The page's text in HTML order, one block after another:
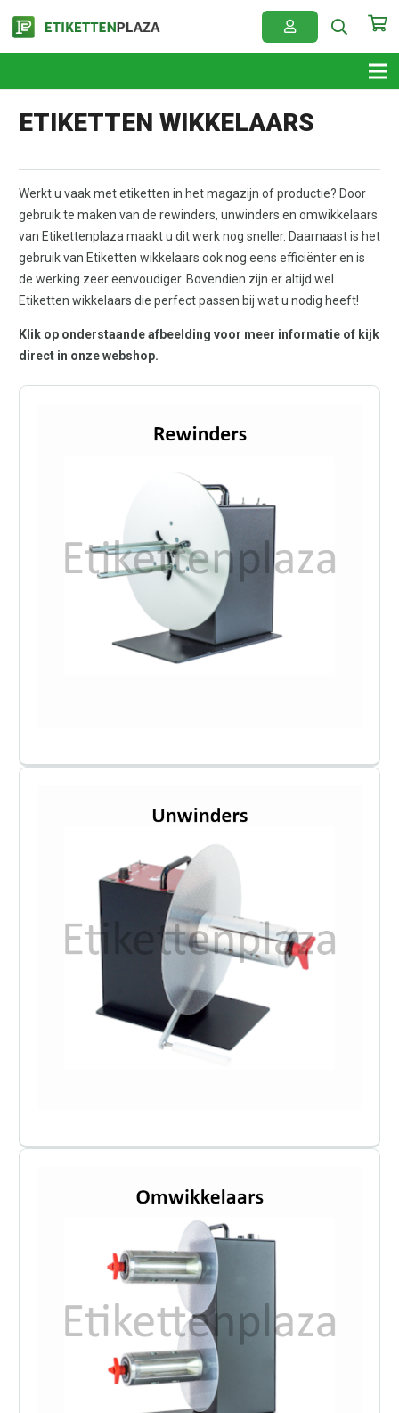
ETIKETTEN WIKKELAARS
Werkt u vaak met etiketten in het magazijn of productie? Door
gebruik te maken van de rewinders, unwinders en omwikkelaars
van Etikettenplaza maakt u dit werk nog sneller. Daarnaast is het
gebruik van Etiketten wikkelaars ook nog eens efficiënter en is
de werking zeer eenvoudiger. Bovendien zijn er altijd wel
Etiketten wikkelaars die perfect passen bij wat u nodig heeft!
Klik op onderstaande afbeelding voor meer informatie of kijk
direct in onze webshop.